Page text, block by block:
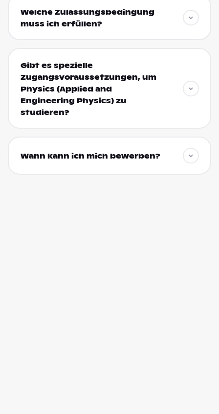
Welche Zulassungsbedingung
muss ich erfüllen?
Gibt es spezielle
Zugangsvoraussetzungen, um
Physics (Applied and
Engineering Physics) zu
studieren?
Wann kann ich mich bewerben?